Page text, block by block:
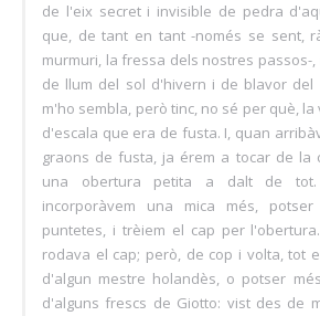
de l'eix secret i invisible de pedra
que, de tant en tant -només se sent,
murmuri, la fressa dels nostres passos-
de llum del sol d'hivern i de blavor del
m'ho sembla, però tinc, no sé per què,
d'escala que era de fusta. I, quan
graons de fusta, ja érem a tocar de la
una obertura petita a dalt de
incorporàvem una mica més,
puntetes, i trèiem el cap per
rodava el cap; però, de cop i volta, tot
d'algun mestre holandès, o potser
d'alguns frescs de Giotto: vist des de